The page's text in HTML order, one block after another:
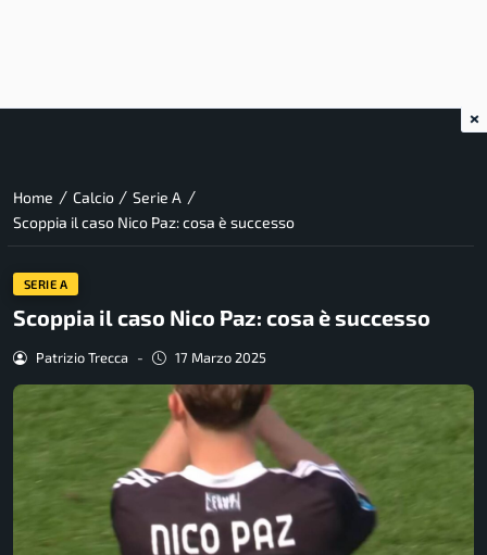
Home / Calcio / Serie A /
Scoppia il caso Nico Paz: cosa è successo
SERIE A
Scoppia il caso Nico Paz: cosa è successo
Patrizio Trecca - 17 Marzo 2025
×